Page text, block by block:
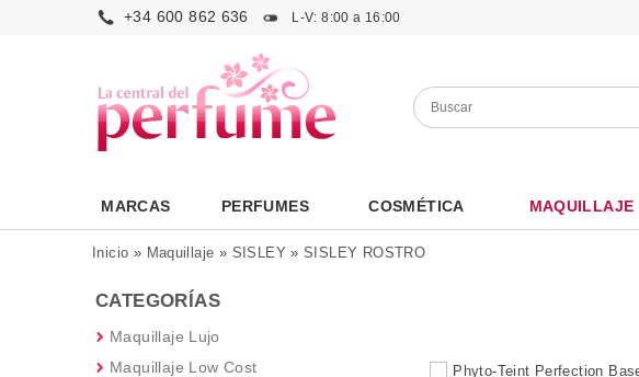
+34 600 862 636 L-V: 8:00 a 16:00
MARCAS PERFUMES COSMÉTICA MAQUILLAJE
Inicio » Maquillaje » SISLEY »SISLEY ROSTRO
CATEGORÍAS
Maquillaje Lujo
Maquillaje Low Cost